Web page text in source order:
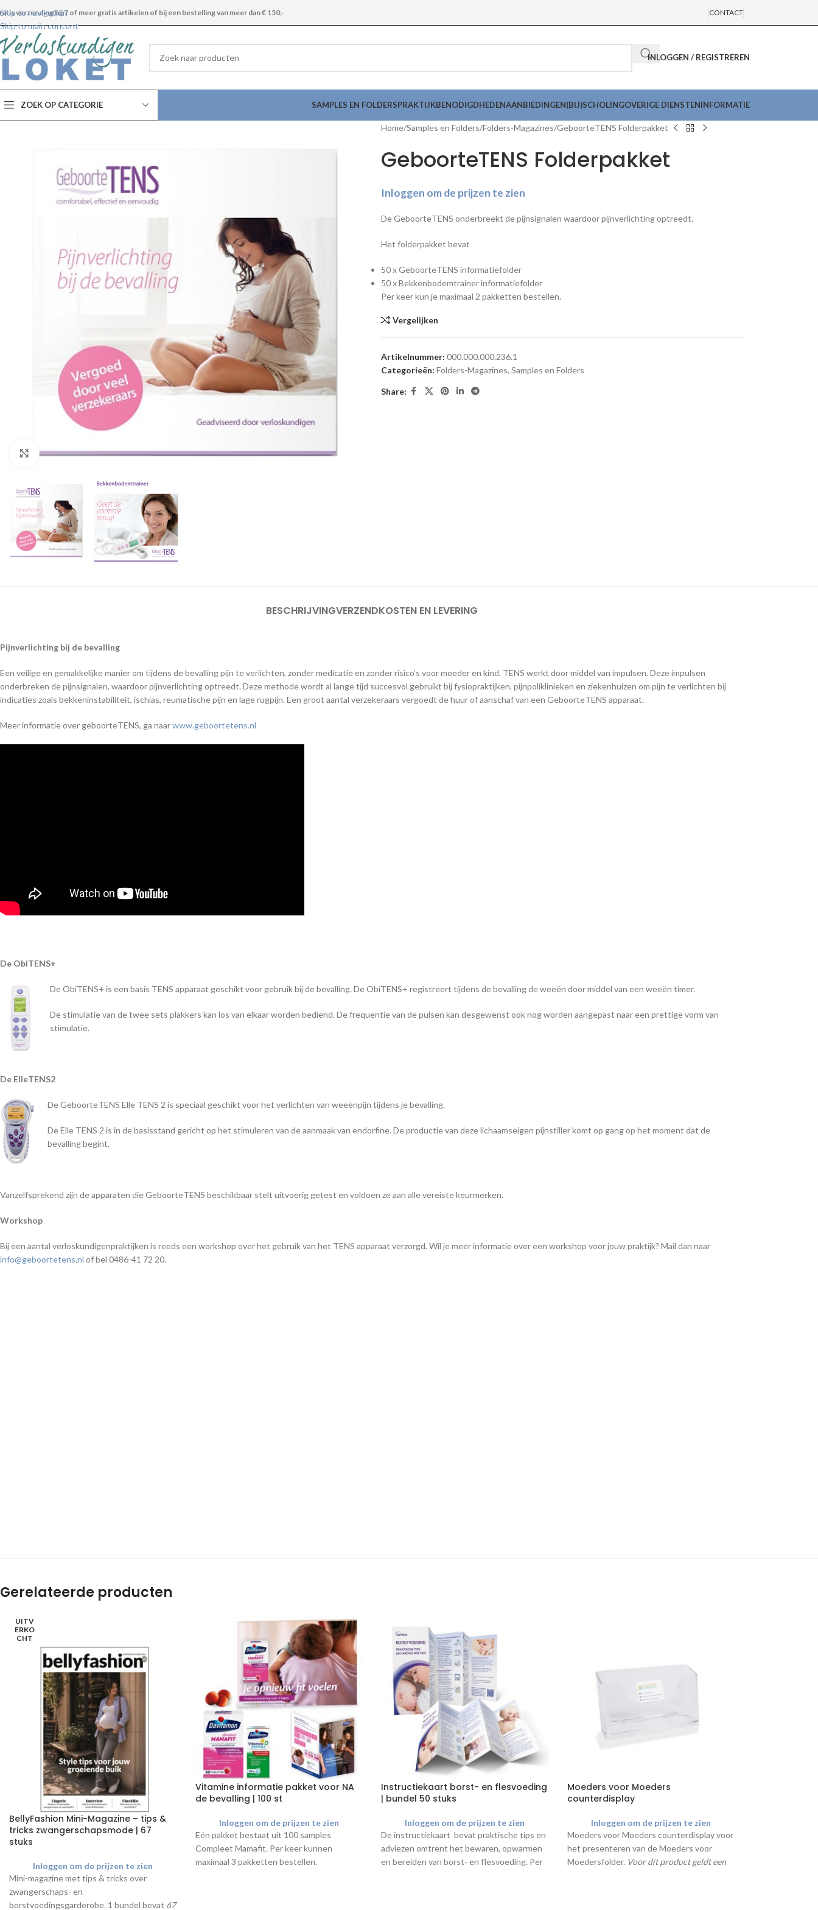
Skip to navigation
Skip to main content
verzending bij 7 of meer gratis artikelen of bij een bestelling van meer dan € 150,- CONTACT
INLOGGEN / REGISTREREN
ZOEK OP CATEGORIE SAMPLES EN FOLDERSPRAKTIJKBENODIGDHEDENAANBIEDINGEN(BIJ)SCHOLINGOVERIGE DIENSTENINFORMATIE
Klik om te vergroten
Home Samples en Folders Folders-Magazines GeboorteTENS Folderpakket
GeboorteTENS Folderpakket
Inloggen om de prijzen te zien
De GeboorteTENS onderbreekt de pijnsignalen waardoor pijnverlichting optreedt.
Het folderpakket bevat
50 x GeboorteTENS informatiefolder
50 x Bekkenbodemtrainer informatiefolder
Per keer kun je maximaal 2 pakketten bestellen.
Vergelijken
Artikelnummer: 000.000.000.236.1
Categorieën: Folders-Magazines, Samples en Folders
Share:
BESCHRIJVINGVERZENDKOSTEN EN LEVERING
Pijnverlichting bij de bevalling
Een veilige en gemakkelijke manier om tijdens de bevalling pijn te verlichten, zonder medicatie en zonder risico’s voor moeder en kind. TENS werkt door middel van impulsen. Deze impulsen
onderbreken de pijnsignalen, waardoor pijnverlichting optreedt. Deze methode wordt al lange tijd succesvol gebruikt bij fysiopraktijken, pijnpoliklinieken en ziekenhuizen om pijn te verlichten bij
indicaties zoals bekkeninstabiliteit, ischias, reumatische pijn en lage rugpijn. Een groot aantal verzekeraars vergoedt de huur of aanschaf van een GeboorteTENS apparaat.
Meer informatie over geboorteTENS, ga naarwww.geboortetens.nl
De ObiTENS+
De ObiTENS+ is een basis TENS apparaat geschikt voor gebruik bij de bevalling. De ObiTENS+ registreert tijdens de bevalling de weeën door middel van een weeën timer.
De stimulatie van de twee sets plakkers kan los van elkaar worden bediend. De frequentie van de pulsen kan desgewenst ook nog worden aangepast naar een prettige vorm van
stimulatie.
De ElleTENS2
De GeboorteTENS Elle TENS 2 is speciaal geschikt voor het verlichten van weeënpijn tijdens je bevalling.
De Elle TENS 2 is in de basisstand gericht op het stimuleren van de aanmaak van endorfine. De productie van deze lichaamseigen pijnstiller komt op gang op het moment dat de
bevalling begint.
Vanzelfsprekend zijn de apparaten die GeboorteTENS beschikbaar stelt uitvoerig getest en voldoen ze aan alle vereiste keurmerken.
Workshop
Bij een aantal verloskundigenpraktijken is reeds een workshop over het gebruik van het TENS apparaat verzorgd. Wil je meer informatie over een workshop voor jouw praktijk? Mail dan naar
info@geboortetens.nl of bel 0486-41 72 20.
Gerelateerde producten
UITV
ERKO
CHT
BellyFashion Mini-Magazine – tips &
tricks zwangerschapsmode | 67
stuks
Inloggen om de prijzen te zien
Mini-magazine met tips & tricks over
zwangerschaps- en
borstvoedingsgarderobe. 1 bundel bevat 67
Vitamine informatie pakket voor NA
de bevalling | 100 st
Inloggen om de prijzen te zien
Eén pakket bestaat uit 100 samples
Compleet Mamafit. Per keer kunnen
maximaal 3 pakketten bestellen.
Instructiekaart borst- en flesvoeding
| bundel 50 stuks
Inloggen om de prijzen te zien
De instructiekaart bevat praktische tips en
adviezen omtrent het bewaren, opwarmen
en bereiden van borst- en flesvoeding. Per
Moeders voor Moeders
counterdisplay
Inloggen om de prijzen te zien
Moeders voor Moeders counterdisplay voor
het presenteren van de Moeders voor
Moedersfolder. Voor dit product geldt een